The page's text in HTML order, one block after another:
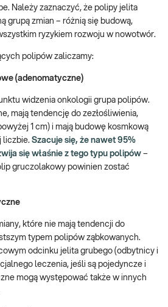
Należy zaznaczyć, że polipy jelita
grupą zmian – różnią się budową,
ryzykiem rozwoju w nowotwór.
polipów zaliczamy:
(adenomatyczne)
widzenia onkologii grupa polipów.
mają tendencję do zezłośliwienia,
1 cm) i mają budowę kosmkową
liczbie. Szacuje się, że nawet 95%
się właśnie z tego typu polipów –
gruczolakowy powinien zostać
które nie mają tendencji do
typem polipów ząbkowanych.
odcinku jelita grubego (odbytnicy i
leczenia, jeśli są pojedyncze i
mogą występować także w innych